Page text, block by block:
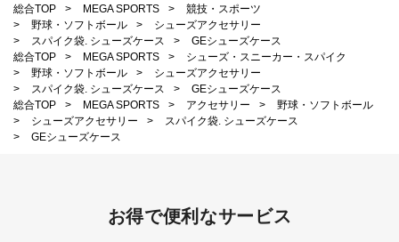
総合TOP
> MEGA SPORTS >
競技・スポーツ
>
野球・ソフトボール >
シューズアクセサリー
>
スパイク袋. シューズケース >
GEシューズケース
総合TOP
> MEGA SPORTS >
シューズ・スニーカー・スパイク
>
野球・ソフトボール >
シューズアクセサリー
>
スパイク袋. シューズケース >
GEシューズケース
総合TOP
> MEGA SPORTS > アクセサリー >
野球・ソフトボール
>
シューズアクセサリー >
スパイク袋. シューズケース
>
GEシューズケース
お得で便利なサービス